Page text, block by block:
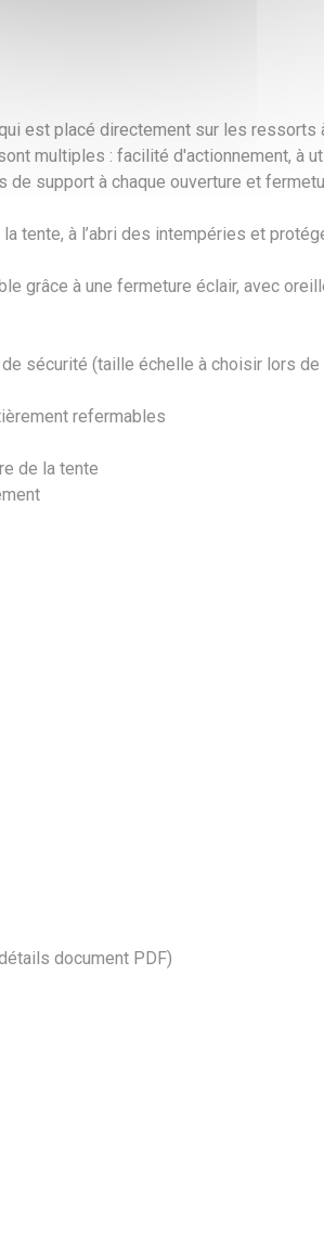
est placé directement sur les ressorts
multiples : facilité d'actionnement, à
support à chaque ouverture et
tente, à l’abri des intempéries et
grâce à une fermeture éclair, avec
sécurité (taille échelle à choisir lors de
refermables
de la tente
document PDF)